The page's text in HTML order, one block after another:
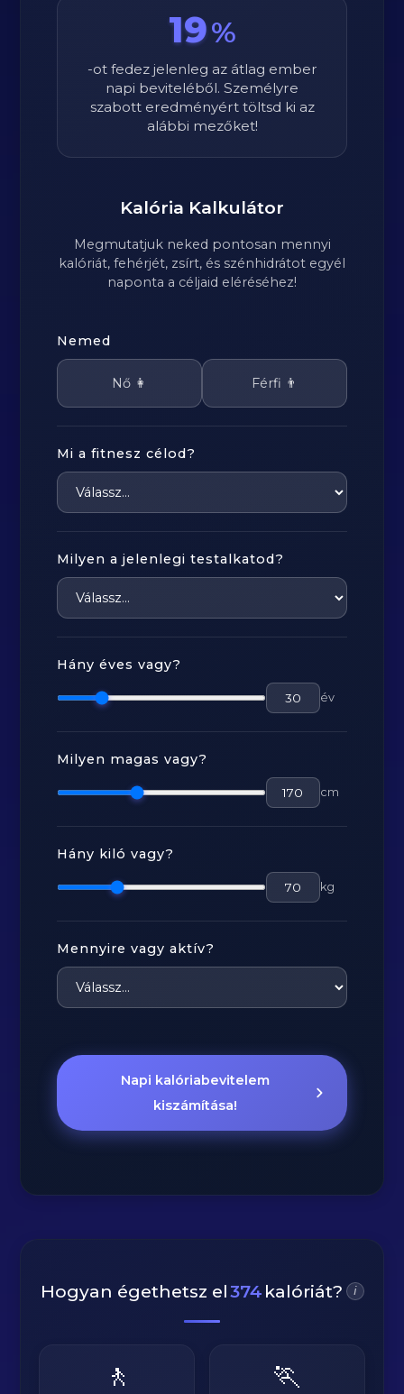
19%
-ot fedez jelenleg az átlag ember
napi beviteléből. Személyre
szabott eredményért töltsd ki az
alábbi mezőket!
Kalória Kalkulátor
Megmutatjuk neked pontosan mennyi
kalóriát, fehérjét, zsírt, és szénhidrátot egyél
naponta a céljaid eléréséhez!
Nemed
Nő 👩 Férfi 👨
Mi a fitnesz célod?
Milyen a jelenlegi testalkatod?
Hány éves vagy?
év
Milyen magas vagy?
cm
Hány kiló vagy?
kg
Mennyire vagy aktív?
Napi kalóriabevitelem
kiszámítása!
Hogyan égethetsz el374 kalóriát? i
🚶 🏃